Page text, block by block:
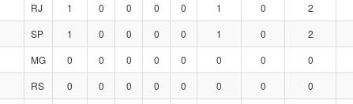
RJ 1 0 0 0 0 1 0 2
SP 1 0 0 0 0 1 0 2
MG 0 0 0 0 0 0 0 0
RS 0 0 0 0 0 0 0 0